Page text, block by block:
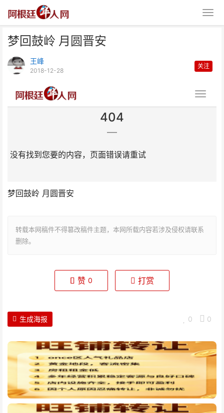
梦回鼓岭 月圆晋安
王峰
2018-12-28
关注
梦回鼓岭 月圆晋安
转载本网稿件不得篡改稿件主题，本网所载内容若涉及侵权请联系
删除。
赞 0 打赏
0 0
生成海报